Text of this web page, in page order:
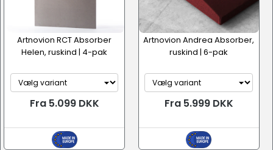
Artnovion RCT Absorber
Helen, ruskind | 4-pak
Fra 5.099 DKK
Artnovion Andrea Absorber,
ruskind | 6-pak
Fra 5.999 DKK